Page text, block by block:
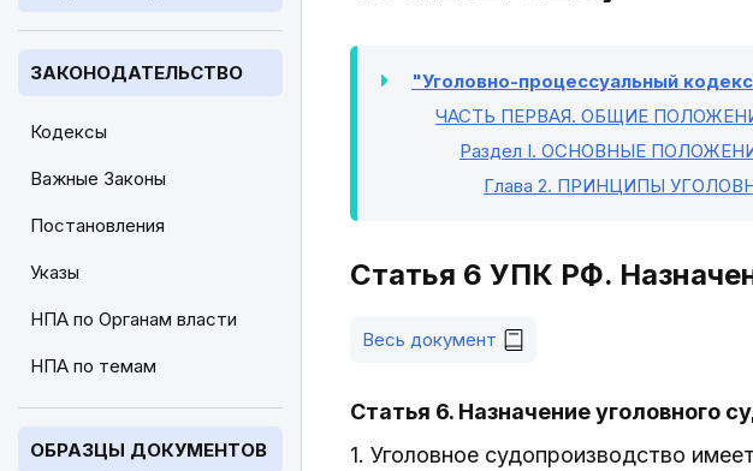
ЗАКОНОДАТЕЛЬСТВО
Кодексы
Важные Законы
Постановления
Указы
НПА по Органам власти
НПА по темам
ОБРАЗЦЫ ДОКУМЕНТОВ
"Уголовно-процессуальный
ЧАСТЬ ПЕРВАЯ. ОБЩИЕ
Раздел I. ОСНОВНЫЕ
Глава 2. ПРИНЦИПЫ
Статья 6 УПК РФ.
Весь документ
Статья 6. Назначение уголовного
1. Уголовное судопроизводство